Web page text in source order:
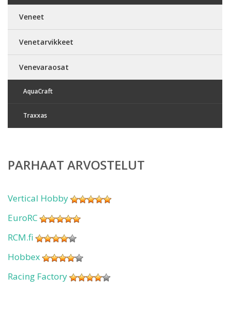
Veneet
Venetarvikkeet
Venevaraosat
AquaCraft
Traxxas
PARHAAT ARVOSTELUT
Vertical Hobby
EuroRC
RCM.fi
Hobbex
Racing Factory